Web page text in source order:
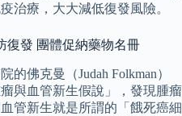
治療，大大減低復發風險。
復發 團體促納藥物名冊
佛克曼（Judah Folkman）
與血管新生假說」，發現腫瘤
管新生就是所謂的「餓死癌細